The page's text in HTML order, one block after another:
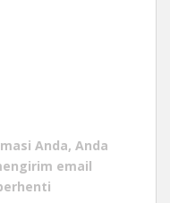
Anda, Anda
email